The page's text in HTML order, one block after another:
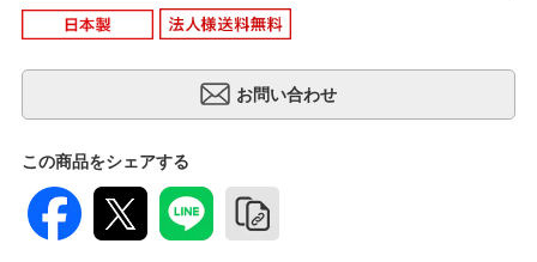
この商品をシェアする